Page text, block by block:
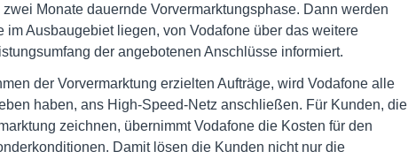
Monate dauernde Vorvermarktungsphase. Dann werden
Ausbaugebiet liegen, von Vodafone über das weitere
der angebotenen Anschlüsse informiert.
der Vorvermarktung erzielten Aufträge, wird Vodafone alle
haben, ans High-Speed-Netz anschließen. Für Kunden, die
zeichnen, übernimmt Vodafone die Kosten für den
Damit lösen die Kunden nicht nur die